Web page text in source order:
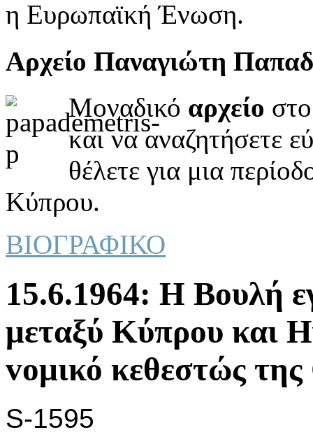
η Ευρωπαϊκή Ένωση.
Αρχείο Παναγιώτη
Μοναδικό αρχείο
και να αναζητήσετε
θέλετε για μια
Κύπρου.
ΒΙΟΓΡΑΦΙΚΟ
15.6.1964: Η Βoυλή
μεταξύ Κύπρoυ και
voμικό κεθεστώς
S-1595